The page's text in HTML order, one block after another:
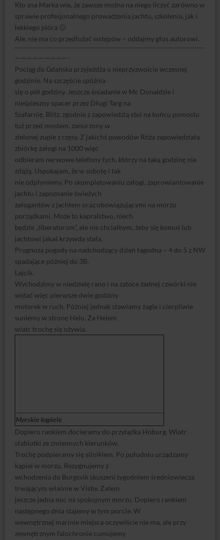
Kto zna Marka wie, że zawsze można na niego liczyć zarówno w
sprawie profesjonalnego prowadzenia jachtu, szkolenia, jak i
lekkiego pióra 🙂
Ale, nie ma co przedłużać wstępów – oddajmy głos autorowi.
—————————-
Pociąg do Gdańska przyjeżdża o nieprzyzwoicie wczesnej
godzinie. Na szczęście spóźnia
się o pół godziny. Jeszcze śniadanie w Mc Donaldzie i
nieśpieszny spacer przez Długi Targ na
Szafarnię. Blitz, zgodnie z zapowiedzią stoi na końcu pomostu
tuż przed mostem, zanurzony w
zielonej zupie z rzęsy. Z jakichś powodów Róża zapowiedziała
zbiórkę załogi na 1000 więc
odbieram nerwowe telefony tych, którzy na taką godzinę nie
zdążą. Uspokajam, że w sobotę i tak
nie odpłyniemy. Po skompletowaniu załogi, zaprowiantowanie
jachtu i zapoznanie świeżych
załogantów z jachtem oraz obowiązującymi na morzu
porządkami. Może to kapralstwo, niech
będzie „liberatorom”, ale nie chciałbym, żeby się komuś lub
jachtowi jakaś krzywda stała.
Prognoza pogody na nadchodzący dzień łagodna – 4 do 5 z NW
spadające później do 3B.
Lajcik.
Wychodzimy w niedzielę rano i na zatoce żadnej czwórki nie
widać więc pierwsze dwie godziny
motorek w ruch. Później jednak stawiamy żagle i cierpliwie
suniemy w stronę Helu. Za Helem
wiatr trochę się ożywia.
Morskie kąpiele
Dopiero rankiem docieramy do przylądka Hoburg. Wiatr
słabiutki ze zmiennych kierunków.
Trochę podpieramy się silnikiem. Po południu urządzamy
kąpiel w morzu. Rezygnujemy z
wchodzenia do Burgsvik skuszeni tygodniem średniowiecza
trwającym właśnie w Visby. Zatem
jeszcze jedna noc na spokojnym morzu. Dopiero rankiem
następnego dnia stajemy w tym porcie. W
wewnętrznej marinie miejsca oczywiście nie ma, ale przy
zewnętrznym falochronie cumujemy